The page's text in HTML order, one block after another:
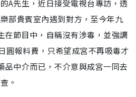
A先生，近日接受電視台專訪，透
部貴賓室內遇到對方，至今年九
在節目中，自稱沒有涉毒，並強調
圓報料費，只希望成宮不再吸毒才
品中介而已，不介意與成宮一同去
。